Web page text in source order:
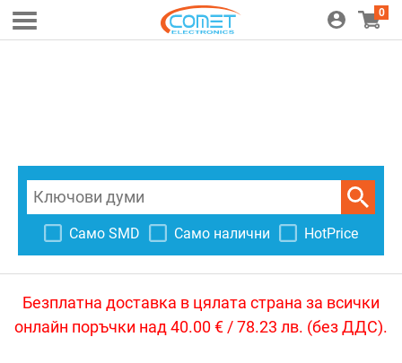
0
Само SMD Само налични HotPrice
Безплатна доставка в цялата страна за всички
онлайн поръчки над 40.00 € / 78.23 лв. (без ДДС).